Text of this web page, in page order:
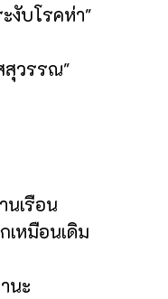
งับโรคห่า"
สุวรรณ"
นเรือน
เหมือนเดิม
นะ